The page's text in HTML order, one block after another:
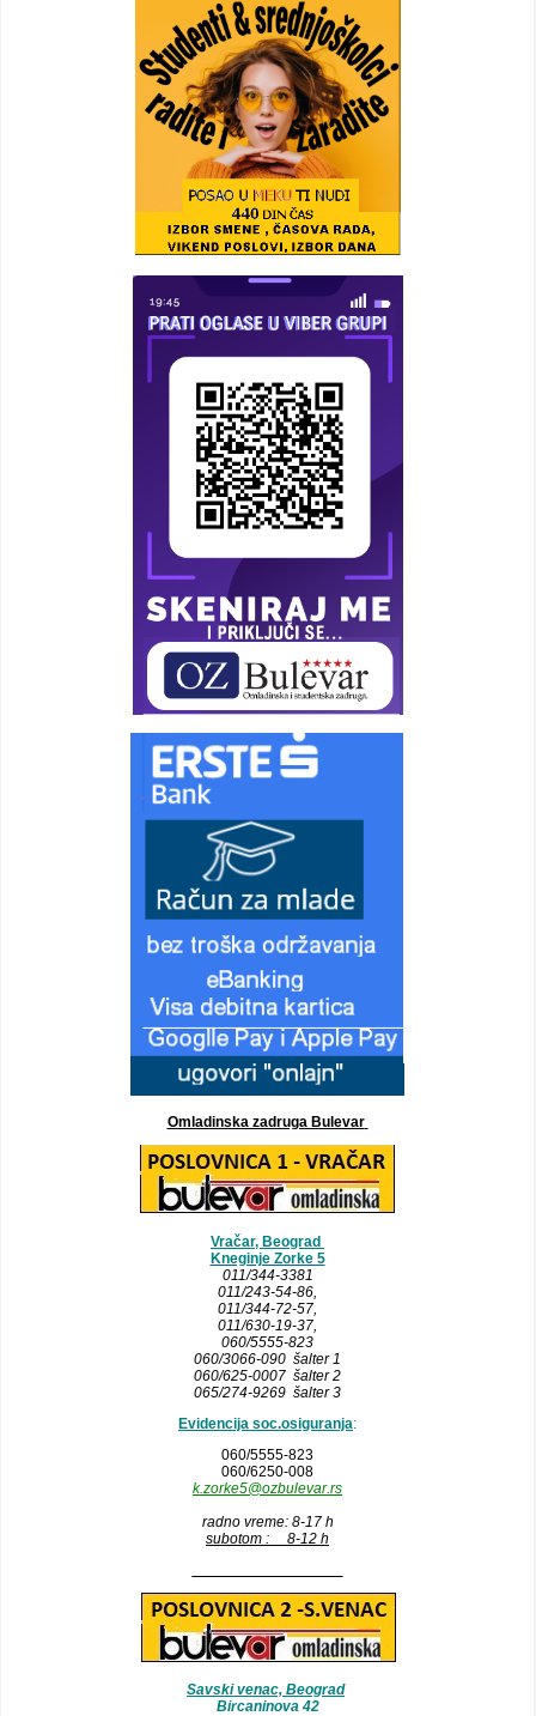
Omladinska zadruga Bulevar
Vračar, Beograd
Kneginje Zorke 5
011/344-3381
011/243-54-86,
011/344-72-57,
011/630-19-37,
060/5555-823
060/3066-090 šalter 1
060/625-0007 šalter 2
065/274-9269 šalter 3
Evidencija soc.osiguranja:
060/5555-823
060/6250-008
k.zorke5@ozbulevar.rs
radno vreme: 8-17 h
subotom : 8-12 h
Savski venac, Beograd
Bircaninova 42